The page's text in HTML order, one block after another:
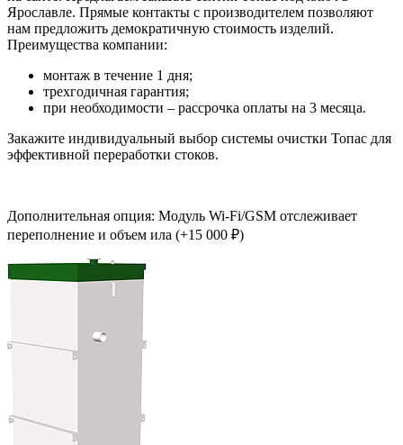
Ярославле. Прямые контакты с производителем позволяют
нам предложить демократичную стоимость изделий.
Преимущества компании:
монтаж в течение 1 дня;
трехгодичная гарантия;
при необходимости – рассрочка оплаты на 3 месяца.
Закажите индивидуальный выбор системы очистки Топас для
эффективной переработки стоков.
Дополнительная опция: Модуль Wi-Fi/GSM отслеживает
переполнение и объем ила (+15 000 ₽)